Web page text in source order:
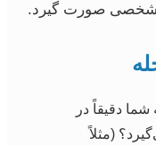
مشخصی صورت گیرد.
شما دقیقاً در
(مثلاً